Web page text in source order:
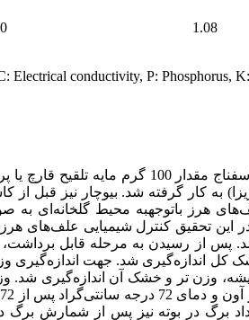
1.08
Electrical conductivity, P: Phosphorus,
قارچ، میسیلیوم‌های خارجی و بخش‌های کلنی
به کار گرفته شد. بیوچار نیز قبل از
هرز باتوجهبه محیط گلخانه‌ای به
شد. پس از رسیدن به مرحله قابل
وزن تر و خشک آن اندازه‌گیری شد.
ارتفاع بوته از سطح خاک تا انتهایی
برگ در بوته نیز پس از شمارش برگ